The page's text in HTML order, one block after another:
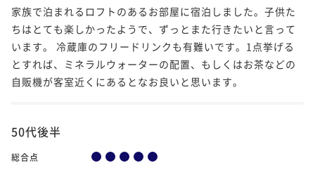
家族で泊まれるロフトのあるお部屋に宿泊しました。子供た
ちはとても楽しかったようで、ずっとまた行きたいと言って
います。 冷蔵庫のフリードリンクも有難いです。1点挙げる
とすれば、ミネラルウォーターの配置、もしくはお茶などの
自販機が客室近くにあるとなお良いと思います。
50代後半
総合点